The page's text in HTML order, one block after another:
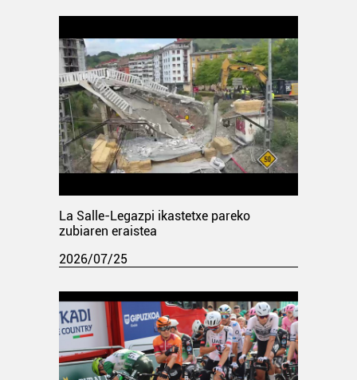
La Salle-Legazpi ikastetxe pareko
zubiaren eraistea
2026/07/25